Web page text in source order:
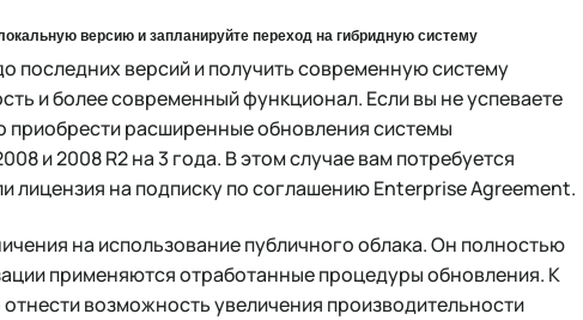
версию и запланируйте переход на гибридную систему
последних версий и получить современную систему
и более современный функционал. Если вы не успеваете
расширенные обновления системы
и 2008 R2 на 3 года. В этом случае вам потребуется
лицензия на подписку по соглашению Enterprise Agreement.
на использование публичного облака. Он полностью
применяются отработанные процедуры обновления. К
возможность увеличения производительности